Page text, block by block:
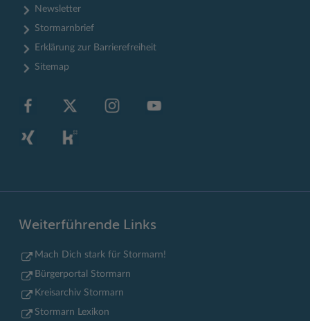
Newsletter
Stormarnbrief
Erklärung zur Barrierefreiheit
Sitemap
Weiterführende Links
Mach Dich stark für Stormarn!
Bürgerportal Stormarn
Kreisarchiv Stormarn
Stormarn Lexikon